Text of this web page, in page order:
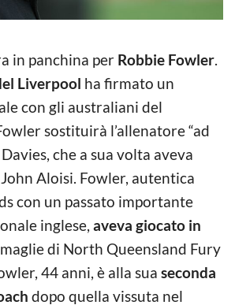
in panchina per Robbie Fowler.
Liverpool ha firmato un
con gli australiani del
sostituirà l’allenatore “ad
che a sua volta aveva
Aloisi. Fowler, autentica
con un passato importante
inglese, aveva giocato in
di North Queensland Fury
44 anni, è alla sua seconda
dopo quella vissuta nel